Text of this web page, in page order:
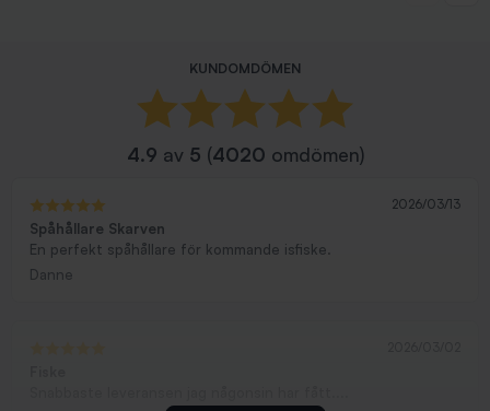
KUNDOMDÖMEN
4.9 av 5 (4020 omdömen)
2026/03/13
Spåhållare Skarven
En perfekt spåhållare för kommande isfiske.
Danne